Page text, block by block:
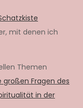
mit denen ich
Themen
großen Fragen des
in der